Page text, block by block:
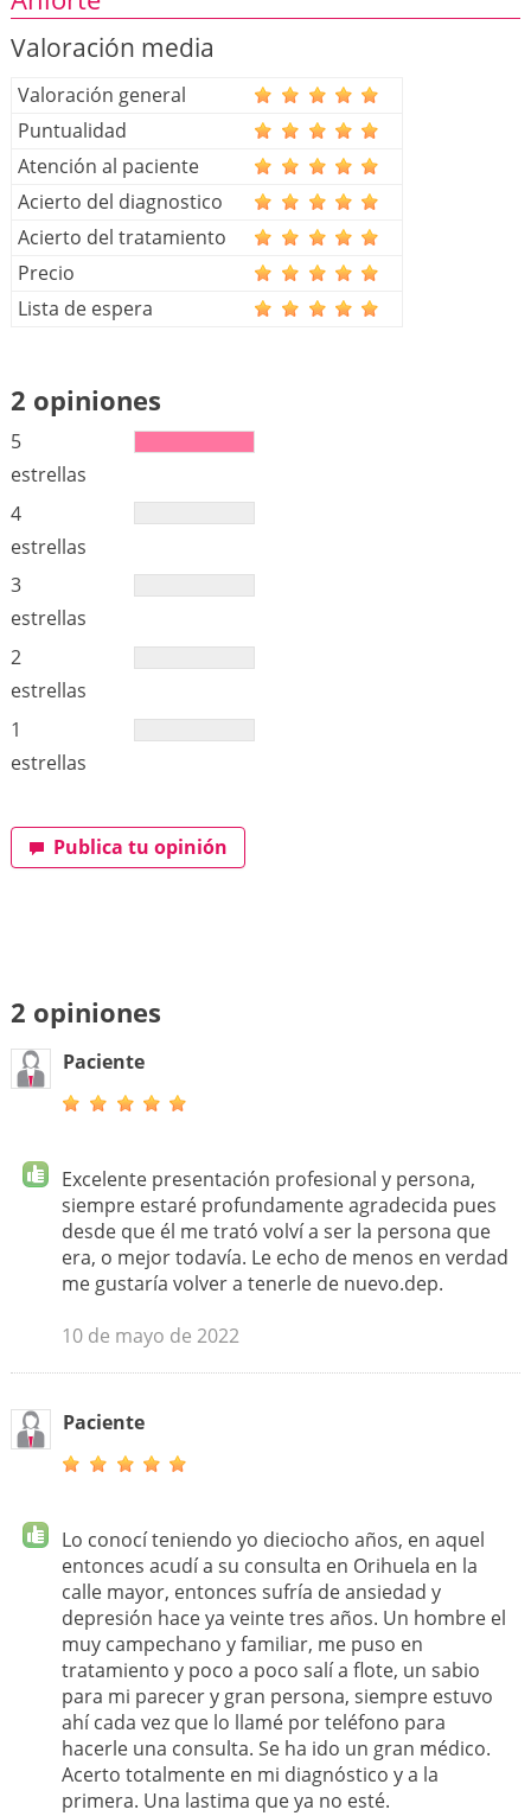
Valoración media
Valoración general
Puntualidad
Atención al paciente
Acierto del diagnostico
Acierto del tratamiento
Precio
Lista de espera
2 opiniones
5
estrellas
4
estrellas
3
estrellas
2
estrellas
1
estrellas
Publica tu opinión
2 opiniones
Paciente
Excelente presentación profesional y persona,
siempre estaré profundamente agradecida pues
desde que él me trató volví a ser la persona que
era, o mejor todavía. Le echo de menos en verdad
me gustaría volver a tenerle de nuevo.dep.
10 de mayo de 2022
Paciente
Lo conocí teniendo yo dieciocho años, en aquel
entonces acudí a su consulta en Orihuela en la
calle mayor, entonces sufría de ansiedad y
depresión hace ya veinte tres años. Un hombre el
muy campechano y familiar, me puso en
tratamiento y poco a poco salí a flote, un sabio
para mi parecer y gran persona, siempre estuvo
ahí cada vez que lo llamé por teléfono para
hacerle una consulta. Se ha ido un gran médico.
Acerto totalmente en mi diagnóstico y a la
primera. Una lastima que ya no esté.